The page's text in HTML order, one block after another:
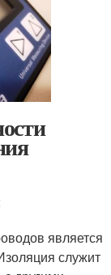
является
служит